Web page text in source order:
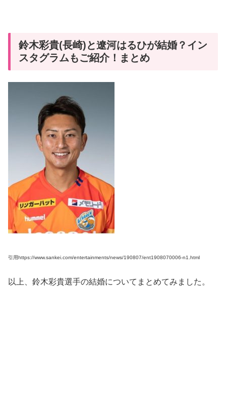
鈴木彩貴(長崎)と遼河はるひが結婚？イン
スタグラムもご紹介！まとめ
引用https://www.sankei.com/entertainments/news/190807/ent1908070006-n1.html
以上、鈴木彩貴選手の結婚についてまとめてみました。